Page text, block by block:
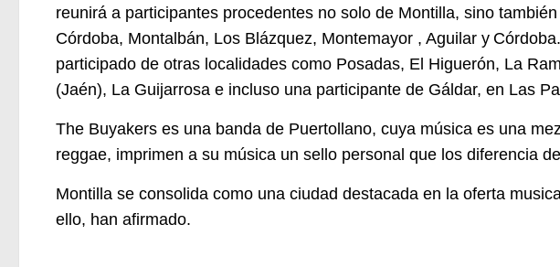
reunirá a participantes procedentes no solo de Montilla, sino
Córdoba, Montalbán, Los Blázquez, Montemayor , Aguilar y
participado de otras localidades como Posadas, El Higuerón, La
(Jaén), La Guijarrosa e incluso una participante de Gáldar, en Las
The Buyakers es una banda de Puertollano, cuya música es una
reggae, imprimen a su música un sello personal que los diferencia
Montilla se consolida como una ciudad destacada en la oferta
ello, han afirmado.